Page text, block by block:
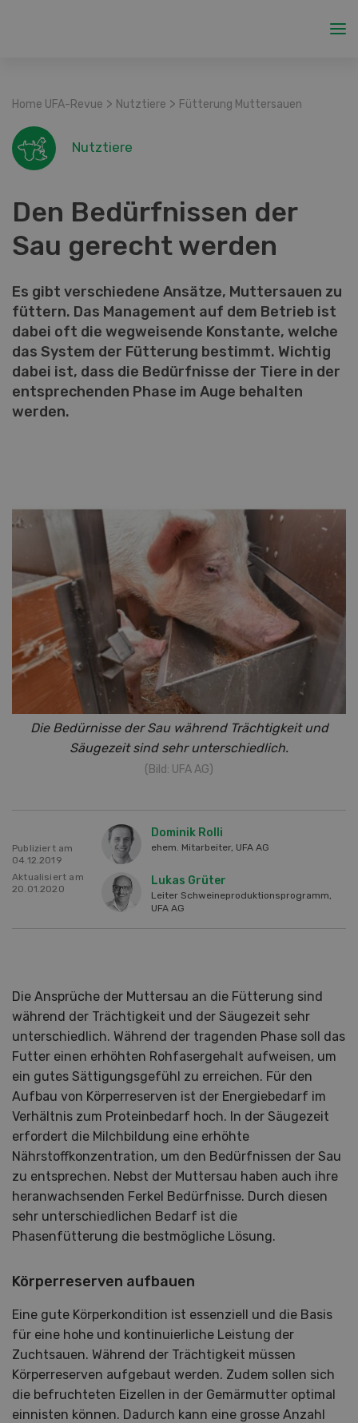
Home UFA-Revue > Nutztiere > Fütterung Muttersauen
Nutztiere
Den Bedürfnissen der
Sau gerecht werden
Es gibt verschiedene Ansätze, Muttersauen zu
füttern. Das Management auf dem Betrieb ist
dabei oft die wegweisende Konstante, welche
das System der Fütterung bestimmt. Wichtig
dabei ist, dass die Bedürfnisse der Tiere in der
entsprechenden Phase im Auge behalten
werden.
Die Bedürnisse der Sau während Trächtigkeit und
Säugezeit sind sehr unterschiedlich.
(Bild: UFA AG)
Publiziert am
04.12.2019
Aktualisiert am
20.01.2020
Dominik Rolli
ehem. Mitarbeiter, UFA AG
Lukas Grüter
Leiter Schweineproduktionsprogramm,
UFA AG
Die Ansprüche der Muttersau an die Fütterung sind
während der Trächtigkeit und der Säugezeit sehr
unterschiedlich. Während der tragenden Phase soll das
Futter einen erhöhten Rohfasergehalt aufweisen, um
ein gutes Sättigungsgefühl zu erreichen. Für den
Aufbau von Körperreserven ist der Energiebedarf im
Verhältnis zum Proteinbedarf hoch. In der Säugezeit
erfordert die Milchbildung eine erhöhte
Nährstoffkonzentration, um den Bedürfnissen der Sau
zu entsprechen. Nebst der Muttersau haben auch ihre
heranwachsenden Ferkel Bedürfnisse. Durch diesen
sehr unterschiedlichen Bedarf ist die
Phasenfütterung die bestmögliche Lösung.
Körperreserven aufbauen
Eine gute Körperkondition ist essenziell und die Basis
für eine hohe und kontinuierliche Leistung der
Zuchtsauen. Während der Trächtigkeit müssen
Körperreserven aufgebaut werden. Zudem sollen sich
die befruchteten Eizellen in der Gemärmutter optimal
einnisten können. Dadurch kann eine grosse Anzahl